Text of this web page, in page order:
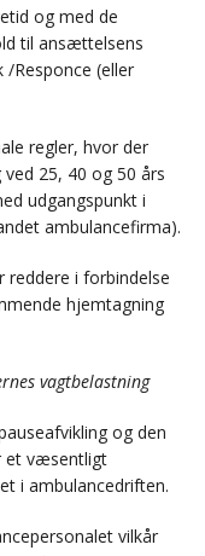
og med de
til ansættelsens
/Responce (eller
regler, hvor der
25, 40 og 50 års
udgangspunkt i
ambulancefirma).
i forbindelse
hjemtagning
vagtbelastning
og den
et væsentligt
i ambulancedriften.
vilkår